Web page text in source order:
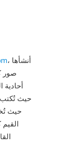
، أنشأها